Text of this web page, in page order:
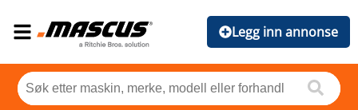
Legg inn annonse